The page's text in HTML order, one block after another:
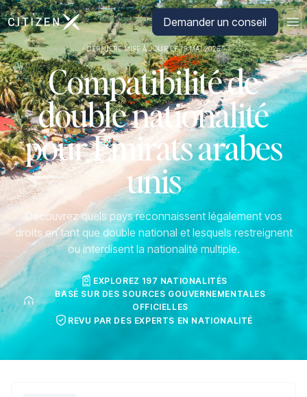
Aller à la page d'accueil de CitizenXDemander un conseil
DERNIÈRE MISE À JOUR LE 19 MAI 2026
Compatibilité de
double nationalité
pour Émirats arabes
unis
Découvrez quels pays reconnaissent légalement vos
droits en tant que double national et lesquels restreignent
ou interdisent la nationalité multiple.
EXPLOREZ 197 NATIONALITÉS
BASÉ SUR DES SOURCES GOUVERNEMENTALES
OFFICIELLES
REVU PAR DES EXPERTS EN NATIONALITÉ